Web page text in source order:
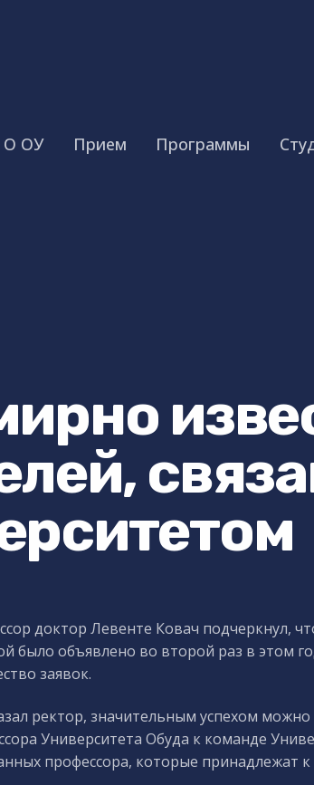
О ОУ Прием Программы
доктор Левенте Ковач подчеркнул,
было объявлено во второй раз в этом
заявок.
ректор, значительным успехом
Университета Обуда к команде
профессора, которые принадлежат